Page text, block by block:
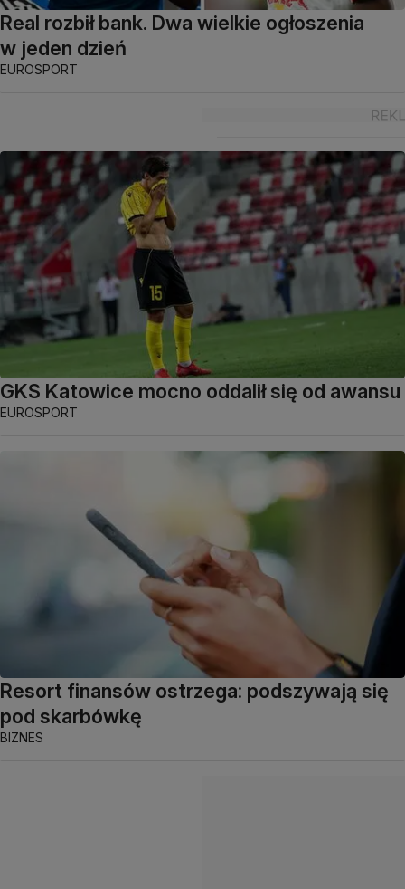
Real rozbił bank. Dwa wielkie ogłoszenia
w jeden dzień
EUROSPORT
GKS Katowice mocno oddalił się od awansu
EUROSPORT
Resort finansów ostrzega: podszywają się
pod skarbówkę
BIZNES